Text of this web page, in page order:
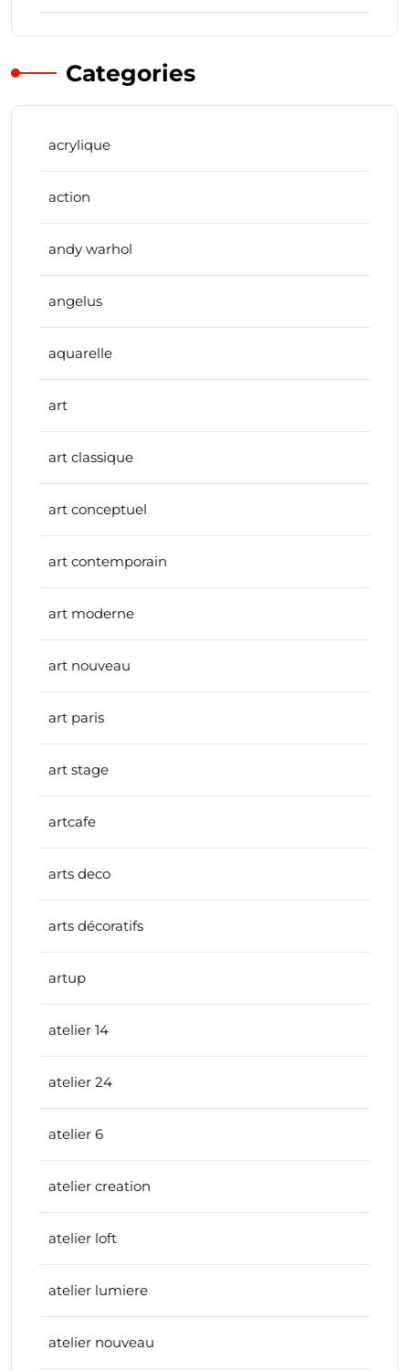
Categories
acrylique
action
andy warhol
angelus
aquarelle
art
art classique
art conceptuel
art contemporain
art moderne
art nouveau
art paris
art stage
artcafe
arts deco
arts décoratifs
artup
atelier 14
atelier 24
atelier 6
atelier creation
atelier loft
atelier lumiere
atelier nouveau